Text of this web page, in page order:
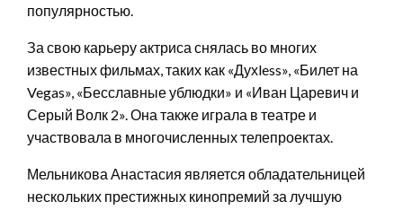
популярностью.
За свою карьеру актриса снялась во многих
известных фильмах, таких как «Духless», «Билет на
Vegas», «Бесславные ублюдки» и «Иван Царевич и
Серый Волк 2». Она также играла в театре и
участвовала в многочисленных телепроектах.
Мельникова Анастасия является обладательницей
нескольких престижных кинопремий за лучшую